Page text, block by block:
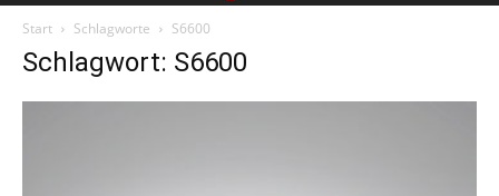
Start Schlagworte S6600
Schlagwort: S6600